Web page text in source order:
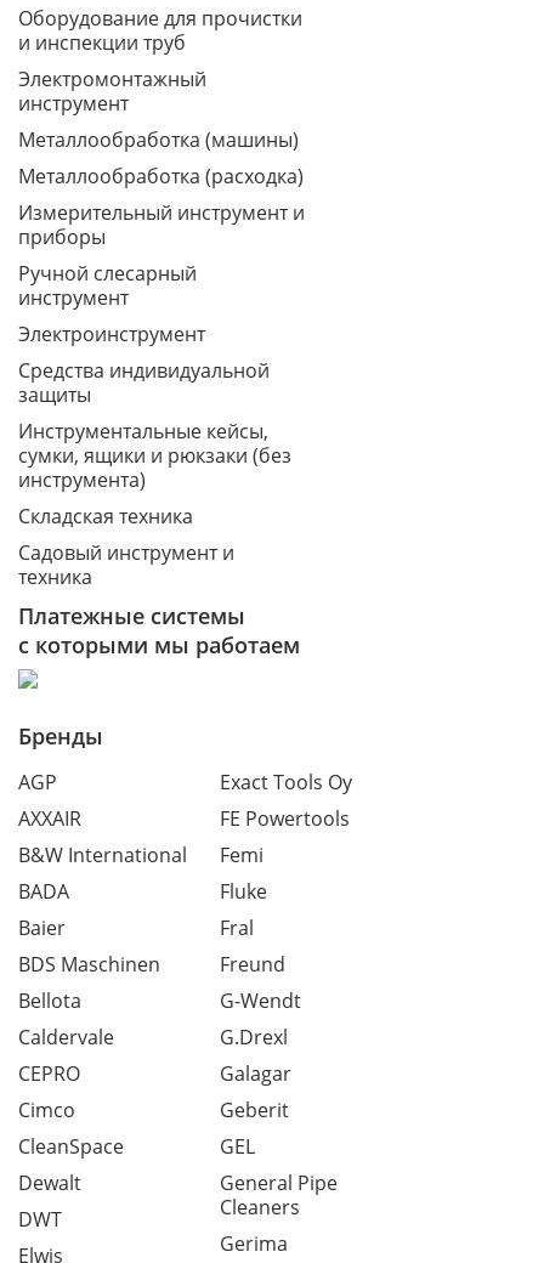
Оборудование для прочистки
и инспекции труб
Электромонтажный
инструмент
Металлообработка (машины)
Металлообработка (расходка)
Измерительный инструмент и
приборы
Ручной слесарный
инструмент
Электроинструмент
Средства индивидуальной
защиты
Инструментальные кейсы,
сумки, ящики и рюкзаки (без
инструмента)
Складская техника
Садовый инструмент и
техника
Платежные системы
с которыми мы работаем
Бренды
AGP
AXXAIR
B&W International
BADA
Baier
BDS Maschinen
Bellota
Caldervale
CEPRO
Cimco
CleanSpace
Dewalt
DWT
Elwis
Exact Tools Oy
FE Powertools
Femi
Fluke
Fral
Freund
G-Wendt
G.Drexl
Galagar
Geberit
GEL
General Pipe
Cleaners
Gerima